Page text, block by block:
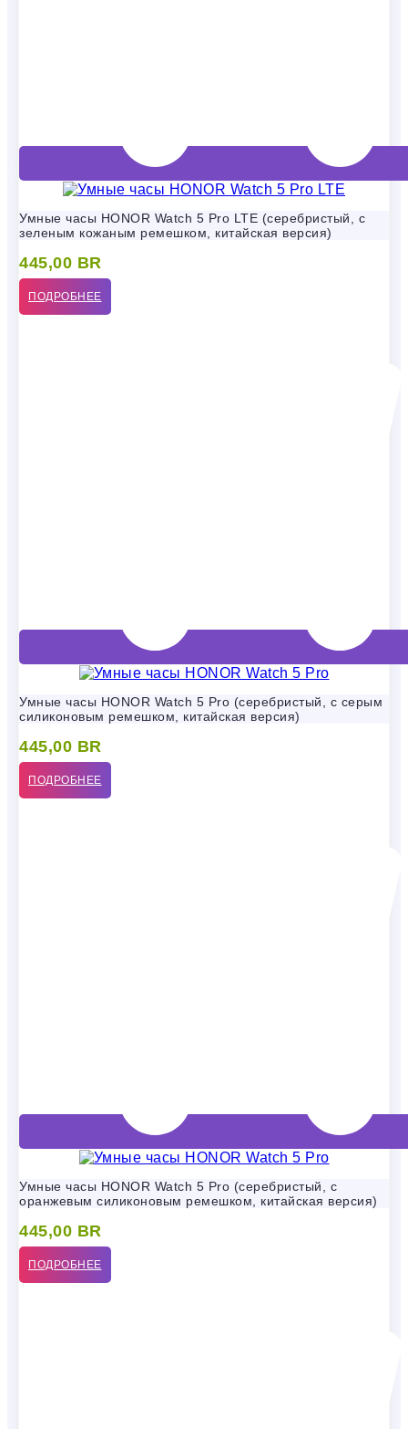
Умные часы HONOR Watch 5 Pro LTE (серебристый, с
зеленым кожаным ремешком, китайская версия)
445,00 BR
ПОДРОБНЕЕ
Умные часы HONOR Watch 5 Pro (серебристый, с серым
силиконовым ремешком, китайская версия)
445,00 BR
ПОДРОБНЕЕ
Умные часы HONOR Watch 5 Pro (серебристый, с
оранжевым силиконовым ремешком, китайская версия)
445,00 BR
ПОДРОБНЕЕ